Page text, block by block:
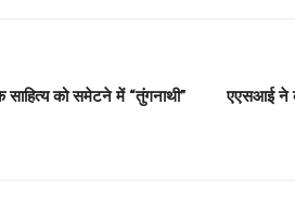
साहित्य को समेटने में “तुंगनाथी”
एएसआई ने